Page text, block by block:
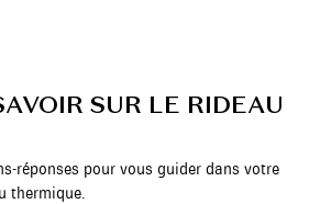
SUR LE RIDEAU
réponses pour vous guider dans votre
thermique.